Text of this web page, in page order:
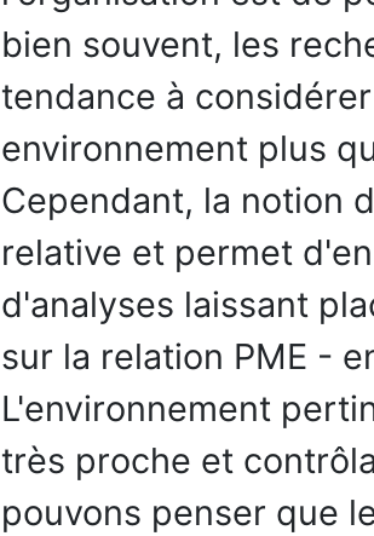
bien souvent, les
tendance à
environnement plus
Cependant, la notion
relative et permet
d'analyses laissant
sur la relation PME -
L'environnement
très proche et
pouvons penser que